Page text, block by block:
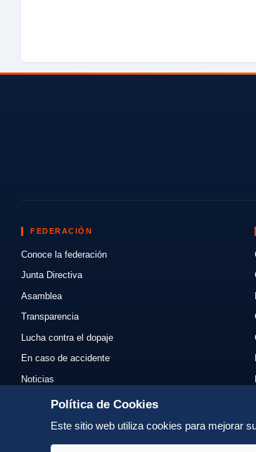
FEDERACIÓN
Conoce la federación
Junta Directiva
Asamblea
Transparencia
Lucha contra el dopaje
En caso de accidente
Noticias
Eventos
Enlaces
Política de Cookies
Este sitio web utiliza cookies para mejorar